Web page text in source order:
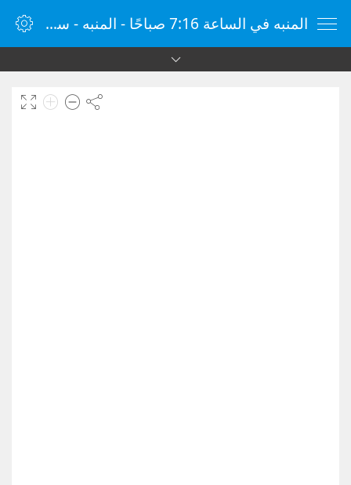
المنبه في الساعة 7:16 صباحًا - المنبه - ساعة منبه الإنترنت